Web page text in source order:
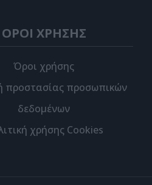
ΟΡΟΙ ΧΡΗΣΗΣ
Όροι χρήσης
προστασίας προσωπικών
δεδομένων
χρήσης Cookies